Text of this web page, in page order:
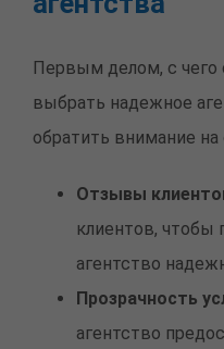
Первым делом, с чего
выбрать надежное
обратить внимание
Отзывы
клиентов, чтобы
агентство
Прозрачность
агентство